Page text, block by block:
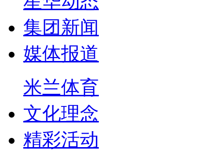
集团新闻
媒体报道
米兰体育
文化理念
精彩活动